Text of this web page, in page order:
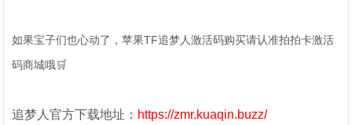
如果宝子们也心动了，苹果TF追梦人激活码购买请认准拍拍卡激活
码商城哦🛒
追梦人官方下载地址： https://zmr.kuaqin.buzz/